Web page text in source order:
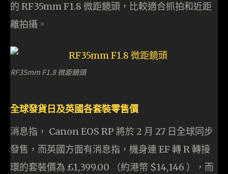
的 RF35mm F1.8 微距鏡頭，比較適合抓拍和近距
離拍攝。
RF35mm F1.8 微距鏡頭
全球發貨日及英國各套裝零售價
消息指， Canon EOS RP 將於 2 月 27 日全球同步
發售，而英國方面有消息指，機身連 EF 轉 R 轉接
環的套裝價為 £1,399.00 （約港幣 $14,146 ），而